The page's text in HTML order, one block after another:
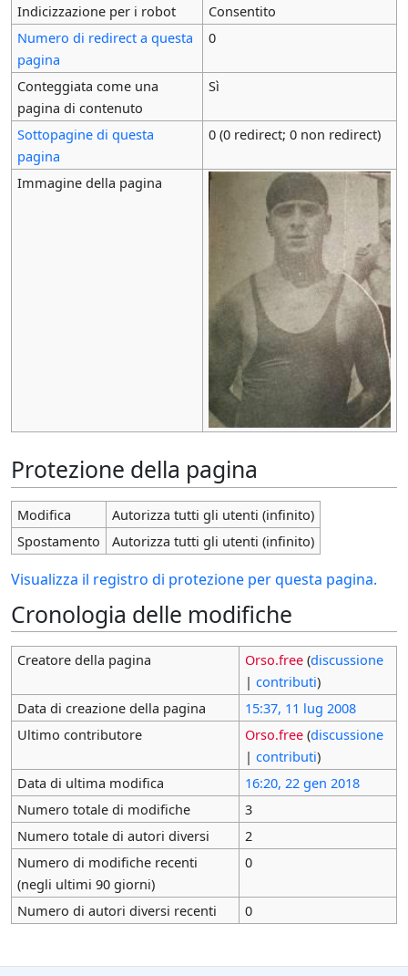
Indicizzazione per i robot
Consentito
Numero di redirect a questa
pagina
0
Conteggiata come una
pagina di contenuto
Sì
Sottopagine di questa
pagina
0 (0 redirect; 0 non redirect)
Immagine della pagina
Protezione della pagina
Modifica
Autorizza tutti gli utenti (infinito)
Spostamento
Autorizza tutti gli utenti (infinito)
Visualizza il registro di protezione per questa pagina.
Cronologia delle modifiche
Creatore della pagina Orso.free (discussione
| contributi)
Data di creazione della pagina
15:37, 11 lug 2008
Ultimo contributore
Orso.free (discussione
| contributi)
Data di ultima modifica
16:20, 22 gen 2018
Numero totale di modifiche
3
Numero totale di autori diversi
2
Numero di modifiche recenti
(negli ultimi 90 giorni)
0
Numero di autori diversi recenti 0